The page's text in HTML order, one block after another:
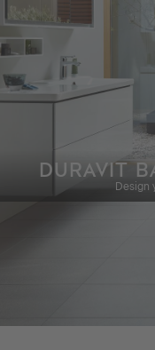
DURAVIT
Design